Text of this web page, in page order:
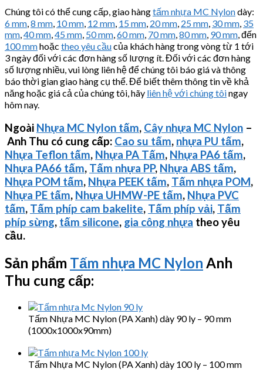
Chúng tôi có thể cung cấp, giao hàngtấm nhựa MC Nylondày:
6 mm,8 mm, 10 mm, 12 mm, 15 mm, 20 mm, 25 mm, 30 mm, 35
mm,40 mm,45 mm, 50 mm,60 mm, 70 mm,80 mm, 90 mm, đến
100 mmhoặc theo yêu cầucủa khách hàng trong vòng từ 1 tới
3 ngày đối với các đơn hàng số lượng ít. Đối với các đơn hàng
số lượng nhiều, vui lòng liên hệ để chúng tôi báo giá và thông
báo thời gian giao hàng cụ thể. Để biết thêm thông tin về khả
năng hoặc giá cả của chúng tôi, hãy liên hệ với chúng tôingay
hôm nay.
Ngoài Nhựa MC Nylon tấm, Cây nhựa MC Nylon –
Anh Thu có cung cấp: Cao su tấm, nhựa PU tấm,
Nhựa Teflon tấm, Nhựa PA Tấm, Nhựa PA6 tấm,
Nhựa PA66 tấm, Tấm nhựa PP, Nhựa ABS tấm,
Nhựa POM tấm, Nhựa PEEK tấm, Tấm nhựa POM,
Nhựa PE tấm, Nhựa UHMW-PE tấm, Nhựa PVC
tấm, Tấm phíp cam bakelite, Tấm phíp vải, Tấm
phíp sừng, tấm silicone, gia công nhựa theo yêu
cầu.
Sản phẩm Tấm nhựa MC Nylon Anh
Thu cung cấp:
Tấm Nhựa MC Nylon (PA Xanh) dày 90 ly – 90 mm
(1000x1000x90mm)
Tấm Nhựa MC Nylon (PA Xanh) dày 100 ly – 100 mm